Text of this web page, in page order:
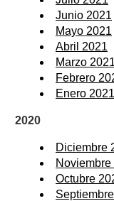
Junio 2021
Mayo 2021
Abril 2021
Marzo 2021
Febrero
Enero 2021
2020
Diciembre
Noviembre
Octubre